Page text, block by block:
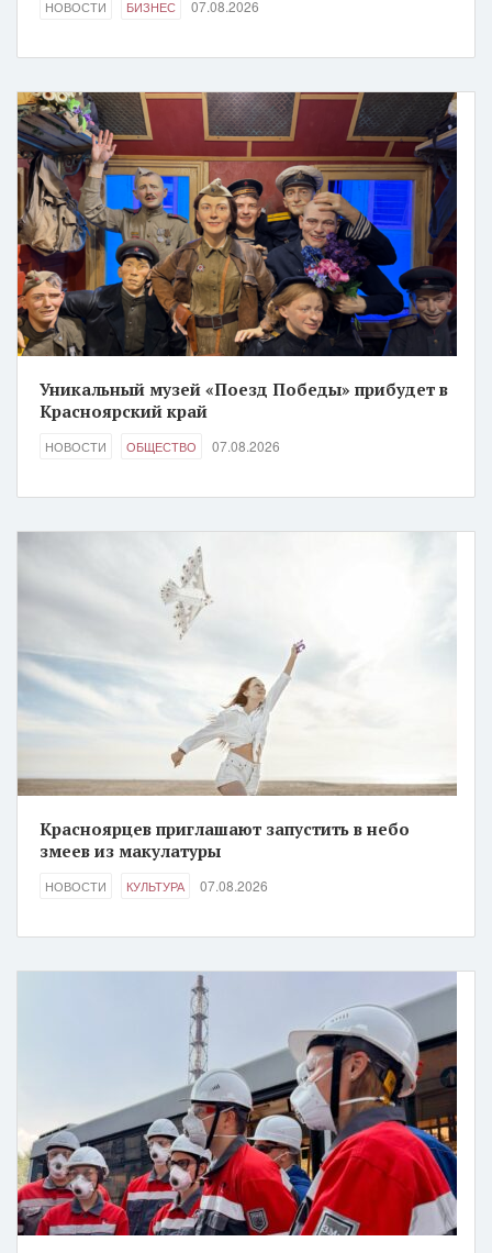
НОВОСТИ БИЗНЕС 07.08.2026
Уникальный музей «Поезд Победы» прибудет в
Красноярский край
НОВОСТИ ОБЩЕСТВО 07.08.2026
Красноярцев приглашают запустить в небо
змеев из макулатуры
НОВОСТИ КУЛЬТУРА 07.08.2026